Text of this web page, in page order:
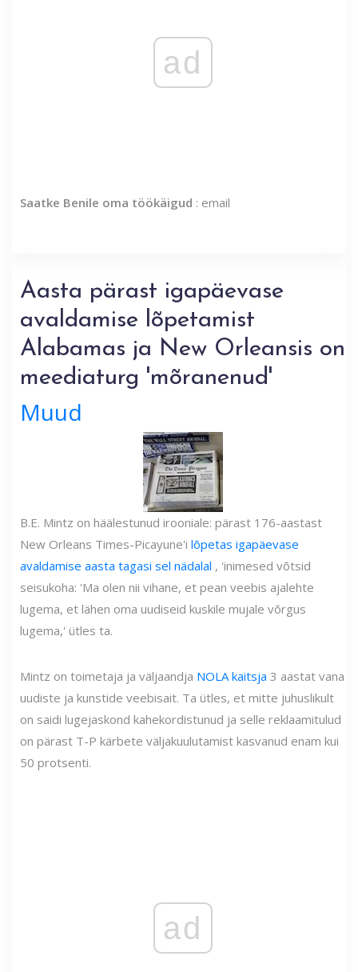
ad
Saatke Benile oma töökäigud : email
Aasta pärast igapäevase
avaldamise lõpetamist
Alabamas ja New Orleansis on
meediaturg 'mõranenud'
Muud
B.E. Mintz on häälestunud irooniale: pärast 176-aastast
New Orleans Times-Picayune'i lõpetas igapäevase
avaldamise aasta tagasi sel nädalal , 'inimesed võtsid
seisukoha: 'Ma olen nii vihane, et pean veebis ajalehte
lugema, et lähen oma uudiseid kuskile mujale võrgus
lugema,' ütles ta.
Mintz on toimetaja ja väljaandja NOLA kaitsja 3 aastat vana
uudiste ja kunstide veebisait. Ta ütles, et mitte juhuslikult
on saidi lugejaskond kahekordistunud ja selle reklaamitulud
on pärast T-P kärbete väljakuulutamist kasvanud enam kui
50 protsenti.
ad